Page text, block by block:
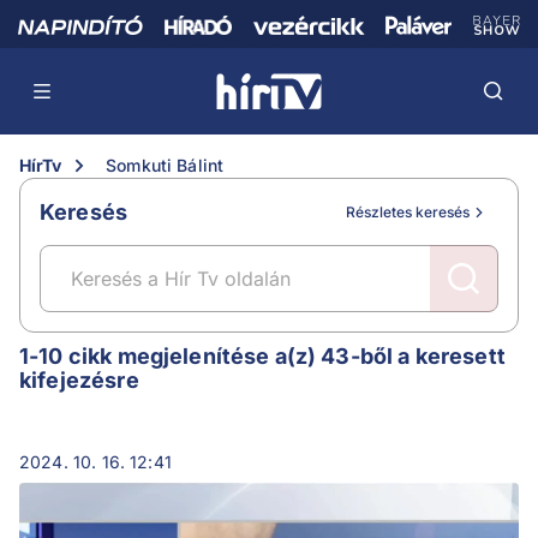
HírTv Somkuti Bálint
Keresés Részletes keresés
Somkuti Bálint
1-10 cikk megjelenítése a(z) 43-ből a keresett
kifejezésre
2024. 10. 16. 12:41